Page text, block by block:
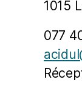
1015
077